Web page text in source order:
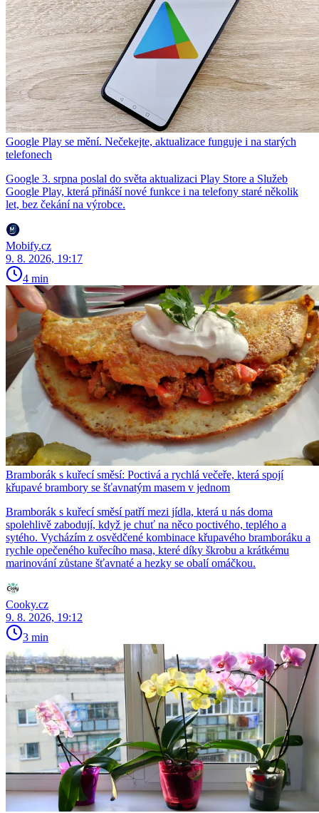
Google Play se mění. Nečekejte, aktualizace funguje i na starých
telefonech
Google 3. srpna poslal do světa aktualizaci Play Store a Služeb
Google Play, která přináší nové funkce i na telefony staré několik
let, bez čekání na výrobce.
Mobify.cz
9. 8. 2026, 19:17
4 min
Bramborák s kuřecí směsí: Poctivá a rychlá večeře, která spojí
křupavé brambory se šťavnatým masem v jednom
Bramborák s kuřecí směsí patří mezi jídla, která u nás doma
spolehlivě zabodují, když je chuť na něco poctivého, teplého a
sytého. Vycházím z osvědčené kombinace křupavého bramboráku a
rychle opečeného kuřecího masa, které díky škrobu a krátkému
marinování zůstane šťavnaté a hezky se obalí omáčkou.
Cooky.cz
9. 8. 2026, 19:12
3 min